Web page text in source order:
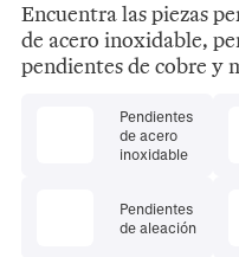
Encuentra las piezas
de acero inoxidable,
pendientes de cobre y
Pendientes
de acero
inoxidable
Pendientes
de aleación